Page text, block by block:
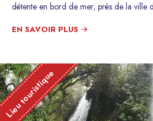
détente en bord de mer, près de la ville
EN SAVOIR PLUS
Lieu touristique